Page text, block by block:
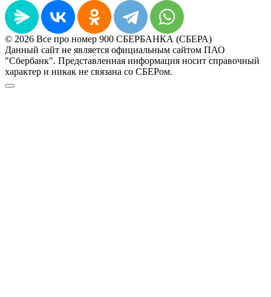
© 2026 Все про номер 900 СБЕРБАНКА (СБЕРА)
Данный сайт не является официальным сайтом ПАО
"Сбербанк". Представленная информация носит справочный
характер и никак не связана со СБЕРом.